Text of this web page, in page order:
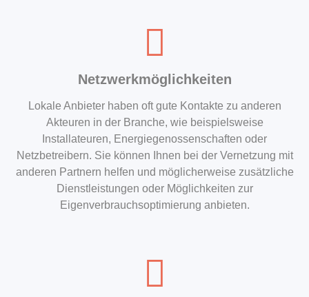
Netzwerkmöglichkeiten
Lokale Anbieter haben oft gute Kontakte zu anderen
Akteuren in der Branche, wie beispielsweise
Installateuren, Energiegenossenschaften oder
Netzbetreibern. Sie können Ihnen bei der Vernetzung mit
anderen Partnern helfen und möglicherweise zusätzliche
Dienstleistungen oder Möglichkeiten zur
Eigenverbrauchsoptimierung anbieten.